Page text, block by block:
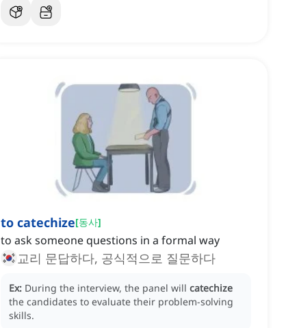
to catechize[동사]
to ask someone questions in a formal way
교리 문답하다, 공식적으로 질문하다
Ex: During the interview, the panel will catechize
the candidates to evaluate their problem-solving
skills.